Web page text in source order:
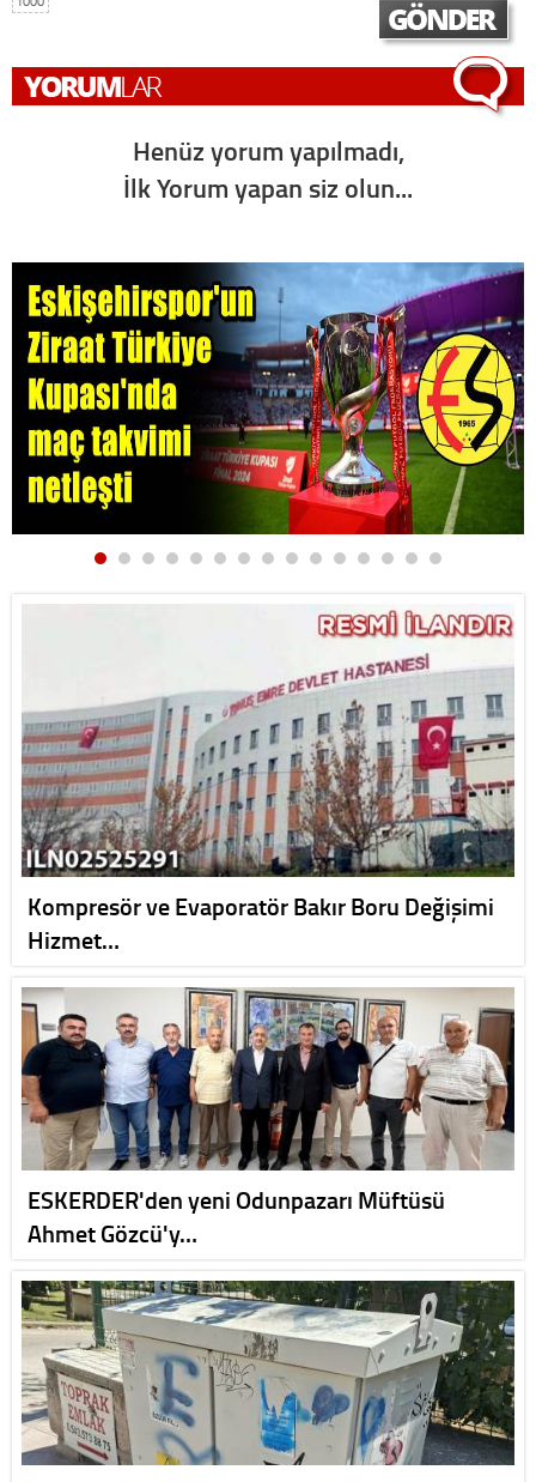
Henüz yorum yapılmadı,
İlk Yorum yapan siz olun...
Kompresör ve Evaporatör Bakır Boru Değişimi
Hizmet…
ESKERDER'den yeni Odunpazarı Müftüsü
Ahmet Gözcü'y…